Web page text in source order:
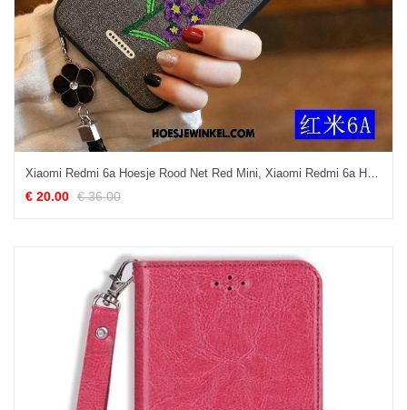
Xiaomi Redmi 6a Hoesje Rood Net Red Mini, Xiaomi Redmi 6a Hoesje Borduurwerk Chinese Stijl Beige
€ 20.00 € 36.00